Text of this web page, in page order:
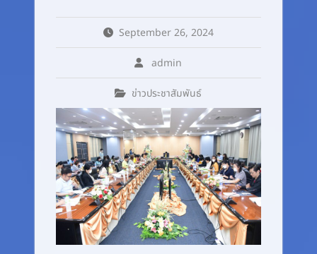
September 26, 2024
admin
ข่าวประชาสัมพันธ์